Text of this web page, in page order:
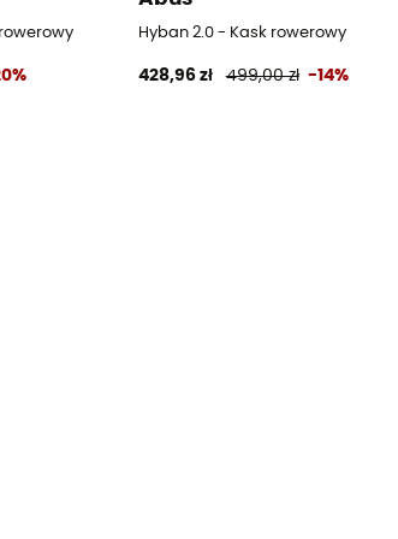
Hyban 2.0 - Kask rowerowy
428,96 zł 499,00 zł -14%